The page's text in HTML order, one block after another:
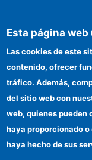
Esta página web
Las cookies de este
contenido, ofrecer
tráfico. Además,
del sitio web con
web, quienes pueden
haya proporcionado
haya hecho de sus